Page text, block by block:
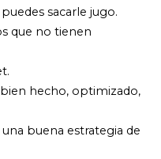
sacarle jugo.
que no tienen
hecho, optimizado,
buena estrategia de